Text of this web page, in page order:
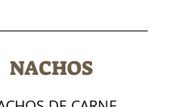
NACHOS